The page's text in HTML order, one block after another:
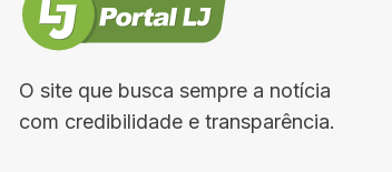
O site que busca sempre a notícia
com credibilidade e transparência.